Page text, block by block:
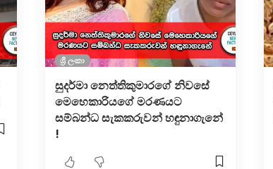
ශ්‍රී ලංකා
සුදර්මා නෙත්තිකුමාරගේ නිවසේ
මෙහෙකාරියගේ මරණයට
සම්බන්ධ සැකකරුවන් හඳුනාගැනේ
!